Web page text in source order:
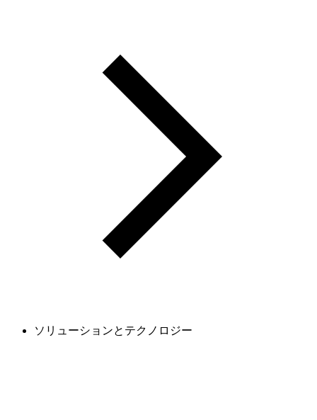
ソリューションとテクノロジー